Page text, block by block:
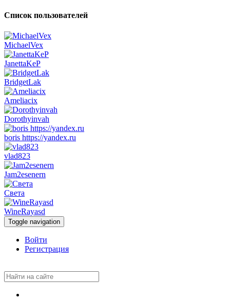
Список пользователей
MichaelVex
JanettaKeP
BridgetLak
Ameliacix
Dorothyinvah
boris https://yandex.ru
vlad823
Jam2esenern
Света
WineRayasd
Toggle navigation
Войти
Регистрация